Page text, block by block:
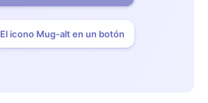
El icono Mug-alt en un botón